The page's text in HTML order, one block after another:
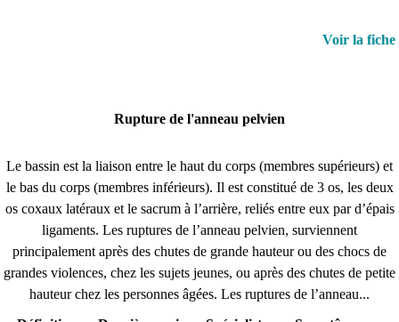
Voir la fiche
Rupture de l'anneau pelvien
Le bassin est la liaison entre le haut du corps (membres supérieurs) et
le bas du corps (membres inférieurs). Il est constitué de 3 os, les deux
os coxaux latéraux et le sacrum à l’arrière, reliés entre eux par d’épais
ligaments. Les ruptures de l’anneau pelvien, surviennent
principalement après des chutes de grande hauteur ou des chocs de
grandes violences, chez les sujets jeunes, ou après des chutes de petite
hauteur chez les personnes âgées. Les ruptures de l’anneau...